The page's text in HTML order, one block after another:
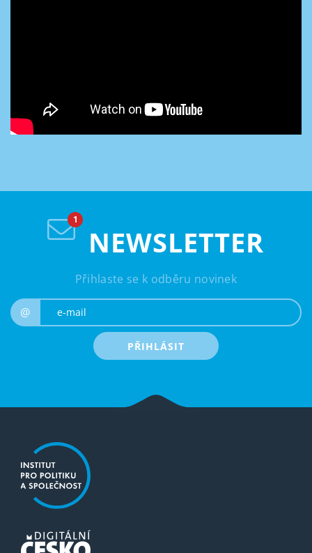
NEWSLETTER
Přihlaste se k odběru novinek
@
PŘIHLÁSIT